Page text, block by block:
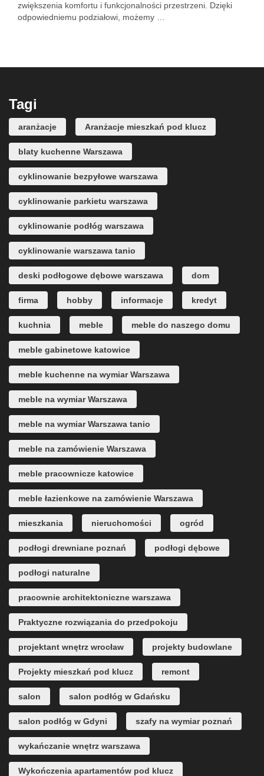
zwiększenia komfortu i funkcjonalności przestrzeni. Dzięki
odpowiedniemu podziałowi, możemy …
Tagi
aranżacje Aranżacje mieszkań pod klucz
blaty kuchenne Warszawa
cyklinowanie bezpyłowe warszawa
cyklinowanie parkietu warszawa
cyklinowanie podłóg warszawa
cyklinowanie warszawa tanio
deski podłogowe dębowe warszawa dom
firma hobby informacje kredyt
kuchnia meble meble do naszego domu
meble gabinetowe katowice
meble kuchenne na wymiar Warszawa
meble na wymiar Warszawa
meble na wymiar Warszawa tanio
meble na zamówienie Warszawa
meble pracownicze katowice
meble łazienkowe na zamówienie Warszawa
mieszkania nieruchomości ogród
podłogi drewniane poznań podłogi dębowe
podłogi naturalne
pracownie architektoniczne warszawa
Praktyczne rozwiązania do przedpokoju
projektant wnętrz wrocław projekty budowlane
Projekty mieszkań pod klucz remont
salon salon podłóg w Gdańsku
salon podłóg w Gdyni szafy na wymiar poznań
wykańczanie wnętrz warszawa
Wykończenia apartamentów pod klucz